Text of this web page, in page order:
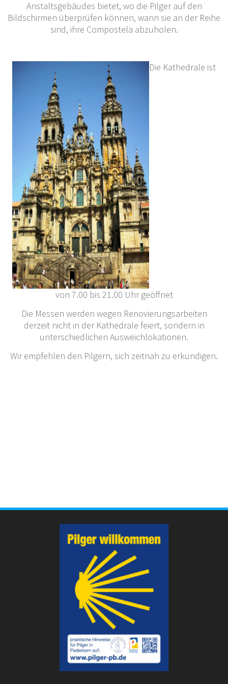
Anstaltsgebäudes bietet, wo die Pilger auf den
Bildschirmen überprüfen können, wann sie an der Reihe
sind, ihre Compostela abzuholen.
Die Kathedrale ist
von 7.00 bis 21.00 Uhr geöffnet
Die Messen werden wegen Renovierungsarbeiten
derzeit nicht in der Kathedrale feiert, sondern in
unterschiedlichen Ausweichlokationen.
Wir empfehlen den Pilgern, sich zeitnah zu erkundigen.